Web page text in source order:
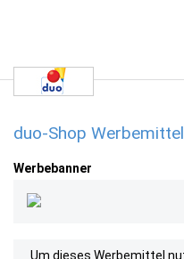
duo-Shop
Werbebanner
Um dieses Werbemittel